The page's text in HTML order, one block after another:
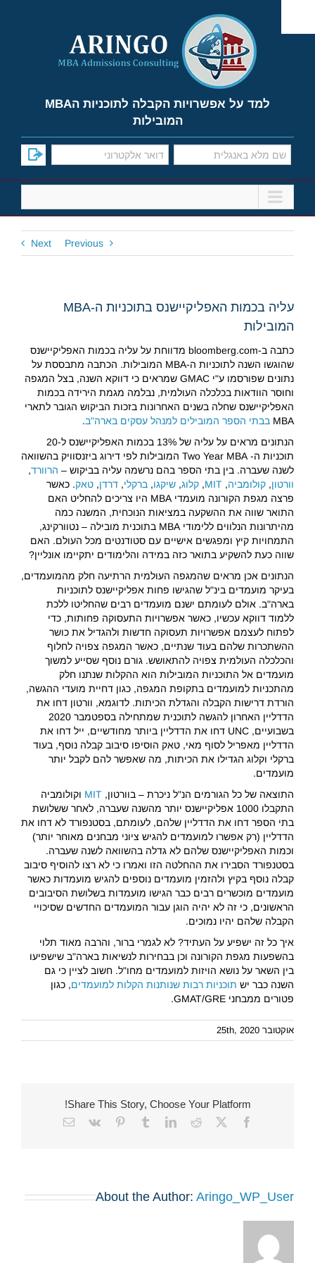
content
למד על אפשרויות הקבלה לתוכניות הMBA
המובילות
Previous
Next
עליה בכמות האפליקיישנס בתוכניות ה-MBA
המובילות
כתבה ב-bloomberg.com מדווחת על עליה בכמות האפליקיישנס
שהוגשו השנה לתוכניות ה-MBA המובילות. הכתבה מתבססת על
נתונים שפורסמו ע"י GMAC שמראים כי דווקא השנה, בצל המגפה
וחוסר הוודאות בכלכלה העולמית, נבלמה מגמת הירידה בכמות
האפליקיישנס שחלה בשנים האחרונות בזכות הביקוש הגובר לתארי
MBA בבתי הספר המובילים למנהל עסקים בארה"ב.
הנתונים מראים על עליה של 13% בכמות האפליקיישנס ל-20
תוכניות ה- Two Year MBA המובילות לפי דירוג ביזנסוויק בהשוואה
לשנה שעברה. בין בתי הספר בהם נרשמה עליה בביקוש – הרוורד,
וורטון, קולומביה,
MIT
, קלוג, שיקגו, ברקלי, דרדן, טאק. כאשר
פרצה מגפת הקורונה מועמדי MBA היו צריכים להחליט האם
התואר שווה את ההשקעה במציאות הנוכחית, המשנה כמה
מהיתרונות הנלווים ללימודי MBA בתוכנית מובילה – נטוורקינג,
התמחויות קיץ ומפגשים אישיים עם סטודנטים מכל העולם. האם
שווה כעת להשקיע בתואר כזה במידה והלימודים יתקיימו אונליין?
הנתונים אכן מראים שהמגפה העולמית הרתיעה חלק מהמועמדים,
בעיקר מועמדים בינ"ל שהגישו פחות אפליקיישנס לתוכניות
בארה"ב. אולם לעומתם ישנם מועמדים רבים שהחליטו ללכת
ללמוד דווקא עכשיו, כאשר אפשרויות התעסוקה פחותות, כדי
לפתוח לעצמם אפשרויות תעסוקה חדשות ולהגדיל את כושר
ההשתכרות שלהם בעוד שנתיים, כאשר המגפה צפויה לחלוף
והכלכלה העולמית צפויה להתאושש. גורם נוסף שסייע למשוך
מועמדים אל התוכניות המובילות הוא ההקלות שנתנו חלק
מהתכניות למועמדים בתקופת המגפה, כגון דחיית מועדי ההגשה,
הורדת דרישות הקבלה והגדלת הכיתות. לדוגמא, וורטון דחו את
הדדליין האחרון להגשה לתוכנית שמתחילה בספטמבר 2020
בשבועיים, UNC דחו את הדדליין ביותר מחודשיים, ייל דחו את
הדדליין מאפריל לסוף מאי, טאק הוסיפו סיבוב קבלה נוסף, בעוד
ברקלי וקלוג הגדילו את הכיתות, מה שאפשר להם לקבל יותר
מועמדים.
התוצאה של כל הגורמים הנ"ל ניכרת – בוורטון, MIT וקולומביה
התקבלו 1000 אפליקיישנס יותר מהשנה שעברה, לאחר ששלושת
בתי הספר דחו את הדדליין שלהם, לעומתם, בסטנפורד לא דחו את
הדדליין (רק אפשרו למועמדים להגיש ציוני מבחנים מאוחר יותר)
וכמות האפליקיישנס שלהם לא גדלה בהשוואה לשנה שעברה.
בסטנפורד הסבירו את ההחלטה הזו ואמרו כי לא רצו להוסיף סיבוב
קבלה נוסף בקיץ ולהזמין מועמדים נוספים להגיש מועמדות כאשר
מועמדים מוכשרים רבים כבר הגישו מועמדות בשלושת הסיבובים
הראשונים, כי זה לא יהיה הוגן עבור המועמדים החדשים שסיכויי
הקבלה שלהם יהיו נמוכים.
איך כל זה ישפיע על העתיד? לא לגמרי ברור, והרבה מאוד תלוי
בהשפעות מגפת הקורונה וכן בבחירות לנשיאות בארה"ב שישפיעו
בין השאר על נושא הויזות למועמדים מחו"ל. חשוב לציין כי גם
השנה כבר יש תוכניות רבות שנותנות הקלות למועמדים, כגון
פטורים ממבחני GMAT/GRE.
אוקטובר 25th, 2020
Share This Story, Choose Your Platform!
Facebook
X
Reddit
LinkedIn
Tumblr
Pinterest
Vk
Email
About the Author: Aringo_WP_User